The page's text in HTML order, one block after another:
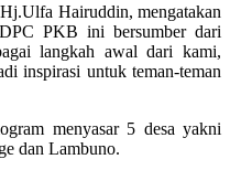
Hairuddin, mengatakan
PKB ini bersumber dari
langkah awal dari kami,
inspirasi untuk teman-teman
menyasar 5 desa yakni
dan Lambuno.